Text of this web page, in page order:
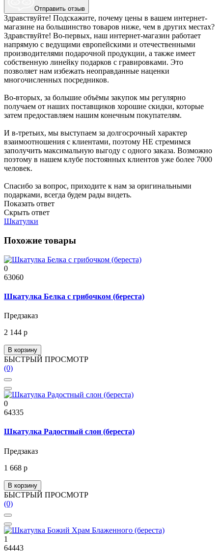
Отправить отзыв
Здравствуйте! Подскажите, почему цены в вашем интернет-
магазине на большинство товаров ниже, чем в других местах?
Здравствуйте! Во-первых, наш интернет-магазин работает
напрямую с ведущими европейскими и отечественными
производителями подарочной продукции, а также имеет
собственную линейку подарков с гравировками. Это
позволяет нам избежать неоправданные наценки
многочисленных посредников.
Во-вторых, за большие объёмы закупок мы регулярно
получаем от наших поставщиков хорошие скидки, которые
затем предоставляем нашим конечным покупателям.
И в-третьих, мы выступаем за долгосрочный характер
взаимоотношения с клиентами, поэтому НЕ стремимся
заполучить максимальную выгоду с одного заказа. Возможно
поэтому в нашем клубе постоянных клиентов уже более 7000
человек.
Спасибо за вопрос, приходите к нам за оригинальными
подарками, всегда будем рады видеть.
Показать ответ
Скрыть ответ
Шкатулки
Похожие товары
0
63060
Шкатулка Белка с грибочком (береста)
Предзаказ
2 144 р
В корзину
БЫСТРЫЙ ПРОСМОТР
(0)
0
64335
Шкатулка Радостный слон (береста)
Предзаказ
1 668 р
В корзину
БЫСТРЫЙ ПРОСМОТР
(0)
1
64443